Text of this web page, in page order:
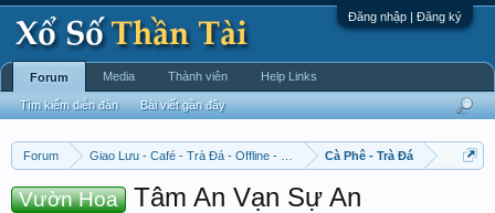
Đăng nhập | Đăng ký
Forum Giao Lưu - Café - Trà Đá - Offline - Tỉnh Tò Hihi!Cà Phê - Trà Đá
Vườn Hoa Tâm An Vạn Sự An
Forum
Tìm kiếm diễn đàn Bài viết gần đây
Media Thành viên Help Links